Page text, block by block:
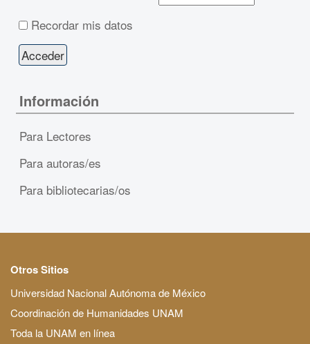
Recordar mis datos
Información
Para Lectores
Para autoras/es
Para bibliotecarias/os
Otros Sitios
Universidad Nacional Autónoma de México
Coordinación de Humanidades UNAM
Toda la UNAM en línea